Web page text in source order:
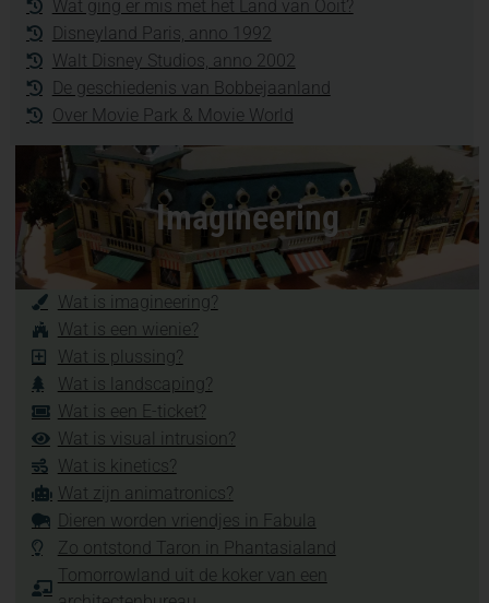
Wat ging er mis met het Land van Ooit?
Disneyland Paris, anno 1992
Walt Disney Studios, anno 2002
De geschiedenis van Bobbejaanland
Over Movie Park & Movie World
Imagineering
Wat is imagineering?
Wat is een wienie?
Wat is plussing?
Wat is landscaping?
Wat is een E-ticket?
Wat is visual intrusion?
Wat is kinetics?
Wat zijn animatronics?
Dieren worden vriendjes in Fabula
Zo ontstond Taron in Phantasialand
Tomorrowland uit de koker van een